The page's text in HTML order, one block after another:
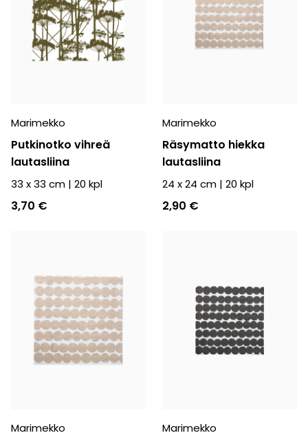
Marimekko
Putkinotko vihreä
lautasliina
33 x 33 cm | 20 kpl
3,70 €
Marimekko
Räsymatto hiekka
lautasliina
24 x 24 cm | 20 kpl
2,90 €
Marimekko Marimekko